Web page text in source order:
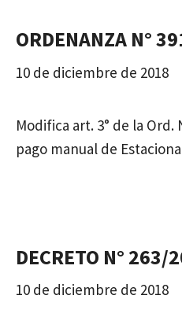
ORDENANZA N°
10 de diciembre de 2018
Modifica art. 3° de la
pago manual de
DECRETO N° 263/
10 de diciembre de 2018